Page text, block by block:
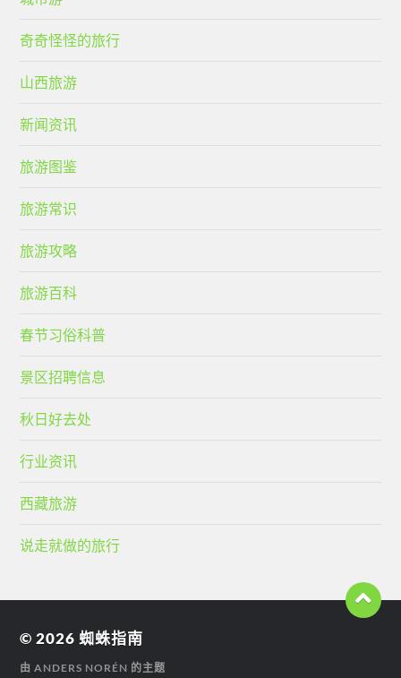
奇奇怪怪的旅行
山西旅游
新闻资讯
旅游图鉴
旅游常识
旅游攻略
旅游百科
春节习俗科普
景区招聘信息
秋日好去处
行业资讯
西藏旅游
说走就做的旅行
© 2026蜘蛛指南
由ANDERS NORÉN 的主题